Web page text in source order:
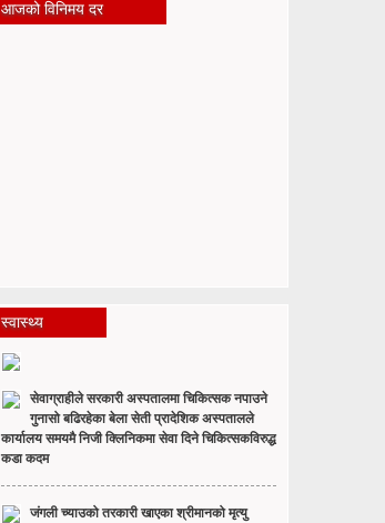
आजको विनिमय दर
स्वास्थ्य
सेवाग्राहीले सरकारी अस्पतालमा चिकित्सक नपाउने
गुनासो बढिरहेका बेला सेती प्रादेशिक अस्पतालले
कार्यालय समयमै निजी क्लिनिकमा सेवा दिने चिकित्सकविरुद्ध
कडा कदम
जंगली च्याउको तरकारी खाएका श्रीमानको मृत्यु